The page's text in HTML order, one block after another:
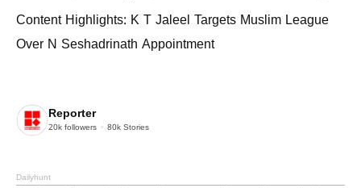
Content Highlights: K T Jaleel Targets Muslim League
Over N Seshadrinath Appointment
Reporter
20k followers 80k Stories
Dailyhunt